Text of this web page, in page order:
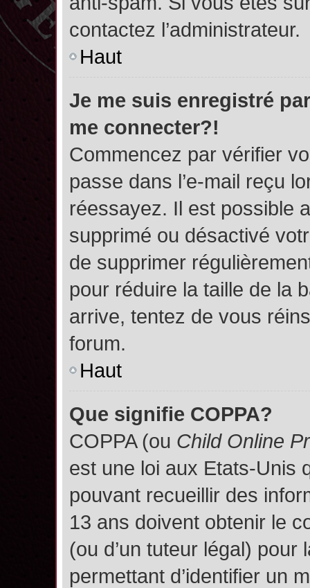
contactez l’administrateur.
Haut
Je me suis enregistré
me connecter?!
Commencez par vérifier
passe dans l’e-mail reçu
réessayez. Il est possible
supprimé ou désactivé
de supprimer
pour réduire la taille de la
arrive, tentez de vous
forum.
Haut
Que signifie COPPA?
COPPA (ou Child Online
est une loi aux Etats-Unis
pouvant recueillir des
13 ans doivent obtenir le
(ou d’un tuteur légal)
permettant d’identifier un